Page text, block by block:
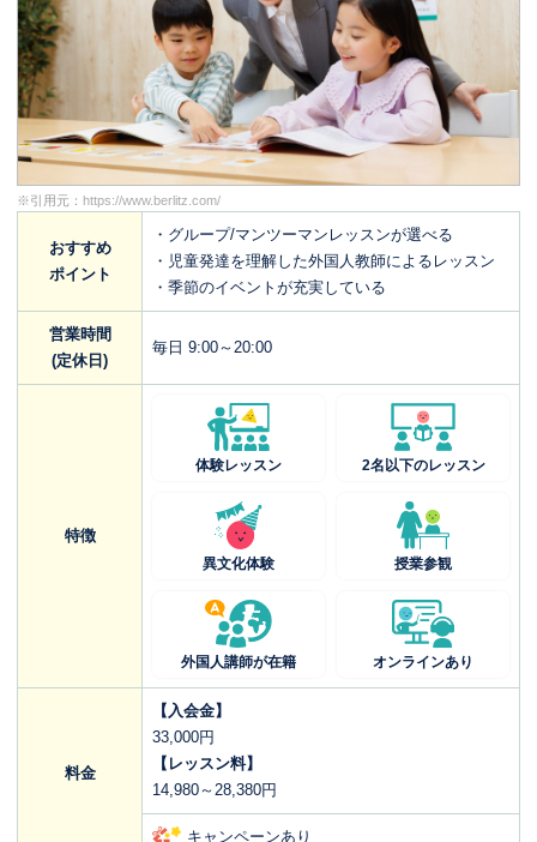
※引用元： https://www.berlitz.com/
おすすめ
ポイント
・グループ/マンツーマンレッスンが選べる
・児童発達を理解した外国人教師によるレッスン
・季節のイベントが充実している
営業時間
(定休日)
毎日 9:00～20:00
特徴
体験レッスン 2名以下のレッスン
異文化体験 授業参観
外国人講師が在籍 オンラインあり
料金
【入会金】
33,000円
【レッスン料】
14,980～28,380円
キャンペーンあり